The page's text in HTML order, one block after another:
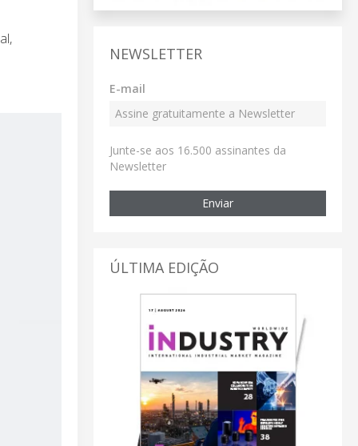
NEWSLETTER
E-mail
Junte-se aos 16.500 assinantes da
Newsletter
Enviar
ÚLTIMA EDIÇÃO